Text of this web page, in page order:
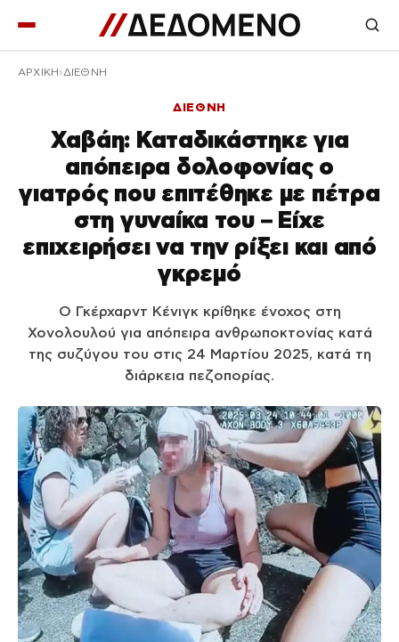
ΑΡΧΙΚΉ ΔΙΕΘΝΗ
ΔΙΕΘΝΗ
Χαβάη: Καταδικάστηκε για
απόπειρα δολοφονίας ο
γιατρός που επιτέθηκε με πέτρα
στη γυναίκα του – Είχε
επιχειρήσει να την ρίξει και από
γκρεμό
Ο Γκέρχαρντ Κένιγκ κρίθηκε ένοχος στη
Χονολουλού για απόπειρα ανθρωποκτονίας κατά
της συζύγου του στις 24 Μαρτίου 2025, κατά τη
διάρκεια πεζοπορίας.